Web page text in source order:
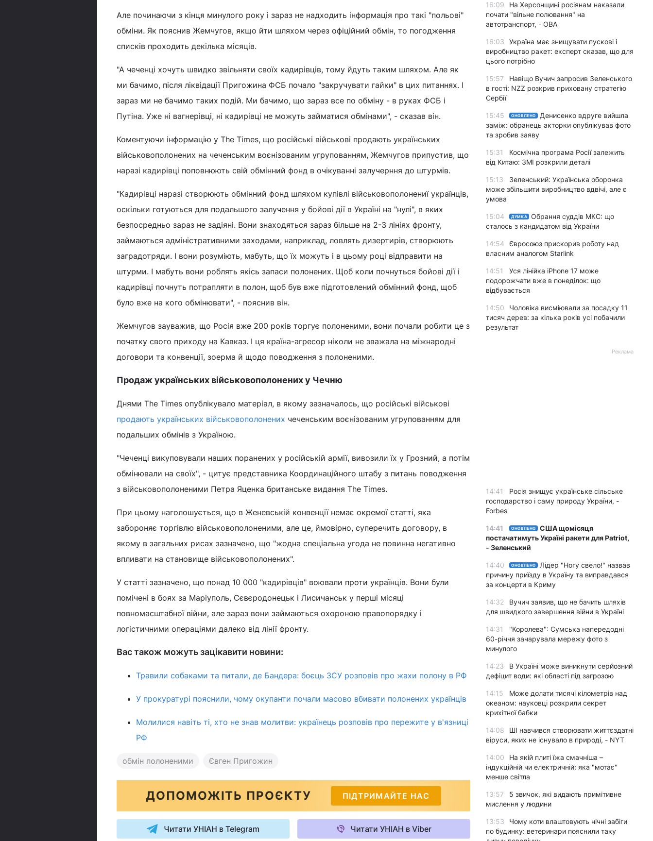
Але починаючи з кінця минулого року і зараз не надходить інформація про такі "польові"
обміни. Як пояснив Жемчугов, якщо йти шляхом через офіційний обмін, то погодження
списків проходить декілька місяців.
"А чеченці хочуть швидко звільняти своїх кадирівців, тому йдуть таким шляхом. Але як
ми бачимо, після ліквідації Пригожина ФСБ почало "закручувати гайки" в цих питаннях. І
зараз ми не бачимо таких подій. Ми бачимо, що зараз все по обміну - в руках ФСБ і
Путіна. Уже ні вагнерівці, ні кадирівці не можуть займатися обмінами", - сказав він.
Коментуючи інформацію у The Times, що російські військові продають українських
військовополонених на чеченським воєнізованим угрупованням, Жемчугов припустив, що
наразі кадирівці поповнюють свій обмінний фонд в очікуванні залучерння до штурмів.
"Кадирівці наразі створюють обмінний фонд шляхом купівлі військовополонениї українців,
оскільки готуються для подальшого залучення у бойові дії в Україні на "нулі", в яких
безпосредньо зараз не задіяні. Вони знаходяться зараз більше на 2-3 лініях фронту,
займаються адміністративними заходами, наприклад, ловлять дизертирів, створюють
заградотряди. І вони розуміють, мабуть, що їх можуть і в цьому році відправити на
штурми. І мабуть вони роблять якісь запаси полонених. Щоб коли почнуться бойові дії і
кадирівці почнуть потрапляти в полон, щоб був вже підготовлений обмінний фонд, щоб
було вже на кого обмінювати", - пояснив він.
Жемчугов зауважив, що Росія вже 200 років торгує полоненими, вони почали робити це з
початку свого приходу на Кавказ. І ця країна-агресор ніколи не зважала на міжнародні
договори та конвенції, зоерма й щодо поводження з полоненими.
Продаж українських військовополонених у Чечню
Днями The Times опублікувало матеріал, в якому зазначалось, що російські військові
продають українських військовополонених чеченським воєнізованим угрупованням для
подальших обмінів з Україною.
"Чеченці викуповували наших поранених у російській армії, вивозили їх у Грозний, а потім
обмінювали на своїх", - цитує представника Координаційного штабу з питань поводження
з військовополоненими Петра Яценка британське видання The Times.
При цьому наголошується, що в Женевській конвенції немає окремої статті, яка
забороняє торгівлю військовополоненими, але це, ймовірно, суперечить договору, в
якому в загальних рисах зазначено, що "жодна спеціальна угода не повинна негативно
впливати на становище військовополонених".
У статті зазначено, що понад 10 000 "кадирівців" воювали проти українців. Вони були
помічені в боях за Маріуполь, Сєвєродонецьк і Лисичанськ у перші місяці
повномасштабної війни, але зараз вони займаються охороною правопорядку і
логістичними операціями далеко від лінії фронту.
Вас також можуть зацікавити новини:
Травили собаками та питали, де Бандера: боєць ЗСУ розповів про жахи полону в РФ
У прокуратурі пояснили, чому окупанти почали масово вбивати полонених українців
Молилися навіть ті, хто не знав молитви: українець розповів про пережите у в'язниці
РФ
обмін полоненими Євген Пригожин
ДОПОМОЖІТЬ ПРОЄКТУ ПІДТРИМАЙТЕ НАС
Читати УНІАН в Telegram Читати УНІАН в Viber
16:09
На Херсонщині росіянам наказали
почати "вільне полювання" на
автотранспорт, - ОВА
16:03
Україна має знищувати пускові і
виробництво ракет: експерт сказав, що для
цього потрібно
15:57
Навіщо Вучич запросив Зеленського
в гості: NZZ розкрив приховану стратегію
Сербії
15:45 ОНОВЛЕНО
Денисенко вдруге вийшла
заміж: обранець акторки опублікував фото
та зробив заяву
15:31
Космічна програма Росії залежить
від Китаю: ЗМІ розкрили деталі
15:13
Зеленський: Українська оборонка
може збільшити виробництво вдвічі, але є
умова
15:04 ДУМКА
Обрання суддів МКС: що
сталось з кандидатом від України
14:54
Євросоюз прискорив роботу над
власним аналогом Starlink
14:51
Уся лінійка iPhone 17 може
подорожчати вже в понеділок: що
відбувається
14:50
Чоловіка висміювали за посадку 11
тисяч дерев: за кілька років усі побачили
результат
Реклама
14:41
Росія знищує українське сільське
господарство і саму природу України, -
Forbes
14:41 ОНОВЛЕНО
США щомісяця
постачатимуть Україні ракети для Patriot,
- Зеленський
14:40 ОНОВЛЕНО
Лідер "Ногу свело!" назвав
причину приїзду в Україну та виправдався
за концерти в Криму
14:32
Вучич заявив, що не бачить шляхів
для швидкого завершення війни в Україні
14:31
"Королева": Сумська напередодні
60-річчя зачарувала мережу фото з
минулого
14:23
В Україні може виникнути серйозний
дефіцит води: які області під загрозою
14:15
Може долати тисячі кілометрів над
океаном: науковці розкрили секрет
крихітної бабки
14:08
ШІ навчився створювати життєздатні
віруси, яких не існувало в природі, - NYT
14:00
На якій плиті їжа смачніша –
індукційній чи електричній: яка "мотає"
менше світла
13:57
5 звичок, які видають примітивне
мислення у людини
13:53
Чому коти влаштовують нічні забіги
по будинку: ветеринари пояснили таку